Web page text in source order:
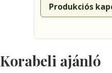
Produkciós
Korabeli ajánló